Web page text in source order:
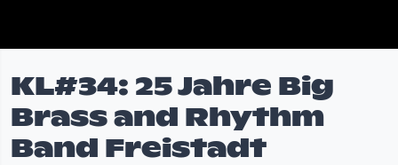
KL#34: 25 Jahre Big
Brass and Rhythm
Band Freistadt